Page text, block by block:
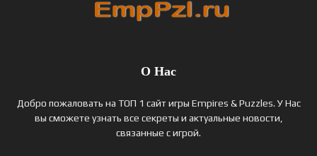
О Нас
Добро пожаловать на ТОП 1 сайт игры Empires & Puzzles. У Нас
вы сможете узнать все секреты и актуальные новости,
связанные с игрой.